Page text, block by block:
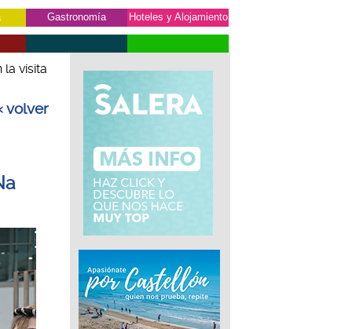
Gastronomía Hoteles y Alojamiento
visita
volver